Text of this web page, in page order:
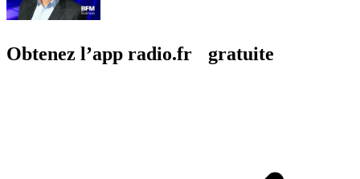
Obtenez l’app radio.fr gratuite